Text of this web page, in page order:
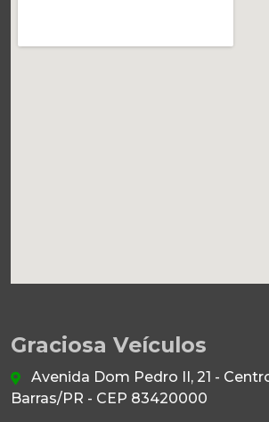
Graciosa Veículos
Avenida Dom Pedro II, 21 -
Barras/PR - CEP 83420000